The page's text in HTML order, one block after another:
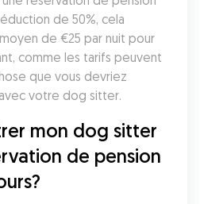
de 50%, cela
de €25 par nuit pour
comme les tarifs peuvent
que vous devriez
votre dog sitter.
mon dog sitter
de pension